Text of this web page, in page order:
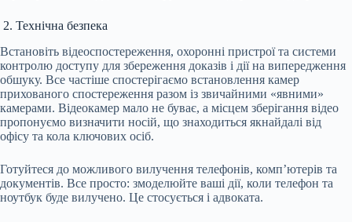
2. Технічна безпека
Встановіть відеоспостереження, охоронні пристрої та системи
контролю доступу для збереження доказів і дії на випередження
обшуку. Все частіше спостерігаємо встановлення камер
прихованого спостереження разом із звичайними «явними»
камерами. Відеокамер мало не буває, а місцем зберігання відео
пропонуємо визначити носій, що знаходиться якнайдалі від
офісу та кола ключових осіб.
Готуйтеся до можливого вилучення телефонів, комп’ютерів та
документів. Все просто: змоделюйте ваші дії, коли телефон та
ноутбук буде вилучено. Це стосується і адвоката.